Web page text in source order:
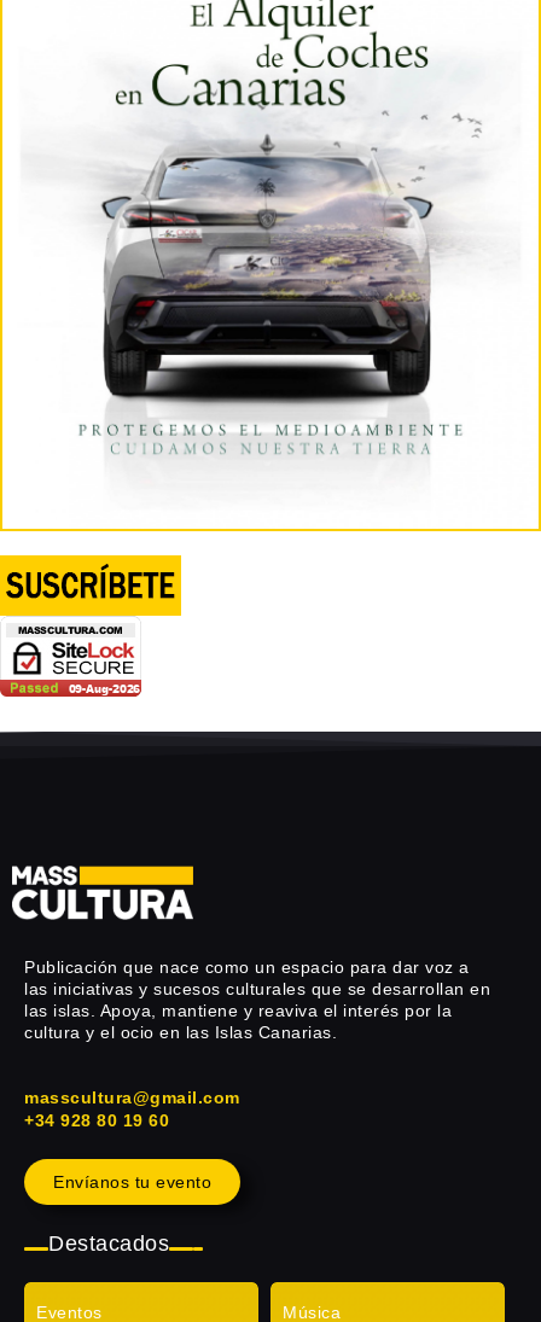
Publicación que nace como un espacio para dar voz a
las iniciativas y sucesos culturales que se desarrollan en
las islas. Apoya, mantiene y reaviva el interés por la
cultura y el ocio en las Islas Canarias.
masscultura@gmail.com
+34 928 80 19 60
Envíanos tu evento
Destacados
Eventos Música